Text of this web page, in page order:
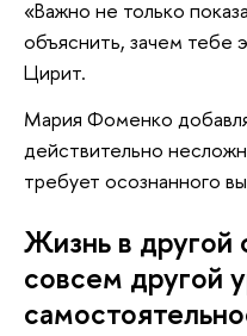
«Важно не только
объяснить, зачем тебе
Цирит.
Мария Фоменко
действительно
требует осознанного
Жизнь в другой
совсем другой